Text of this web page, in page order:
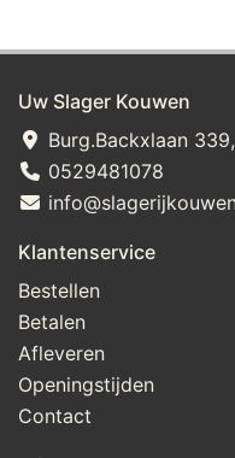
Uw Slager Kouwen
Burg.Backxlaan
0529481078
Klantenservice
Bestellen
Betalen
Afleveren
Openingstijden
Contact